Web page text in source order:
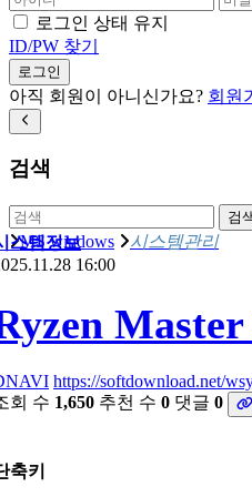
로그인 상태 유지
ID/PW 찾기
로그인
아직 회원이 아니신가요? 회원
검색
검
MS windows 시스템관리
스템정보
16:00
Master
https://softdownload.net/
회 수 1,650 추천 수 0 댓글 0
축키